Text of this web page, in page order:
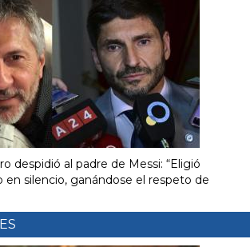
despidió al padre de Messi: “Eligió
en silencio, ganándose el respeto de